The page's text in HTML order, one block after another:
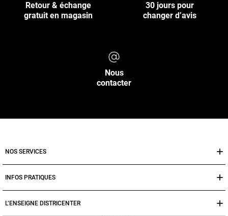
Retour & échange
gratuit en magasin
30 jours pour
changer d’avis
Nous
contacter
NOS SERVICES
INFOS PRATIQUES
L’ENSEIGNE DISTRICENTER